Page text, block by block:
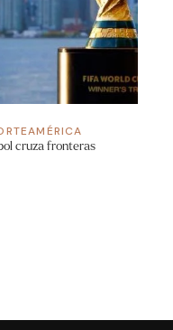
cruza fronteras